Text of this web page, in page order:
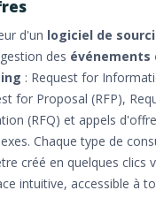
d'un logiciel de
des événements
: Request for
for Proposal (RFP),
(RFQ) et appels
Chaque type de
créé en quelques clics
intuitive, accessible à